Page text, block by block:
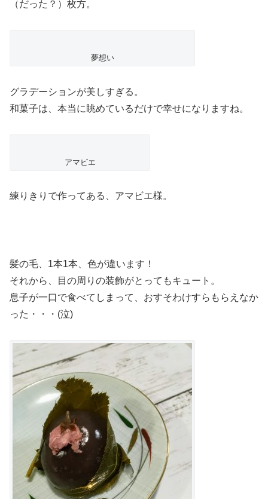
（だった？）枚方。
夢想い
グラデーションが美しすぎる。
和菓子は、本当に眺めているだけで幸せになりますね。
アマビエ
練りきりで作ってある、アマビエ様。
髪の毛、1本1本、色が違います！
それから、目の周りの装飾がとってもキュート。
息子が一口で食べてしまって、おすそわけすらもらえなか
った・・・(泣)